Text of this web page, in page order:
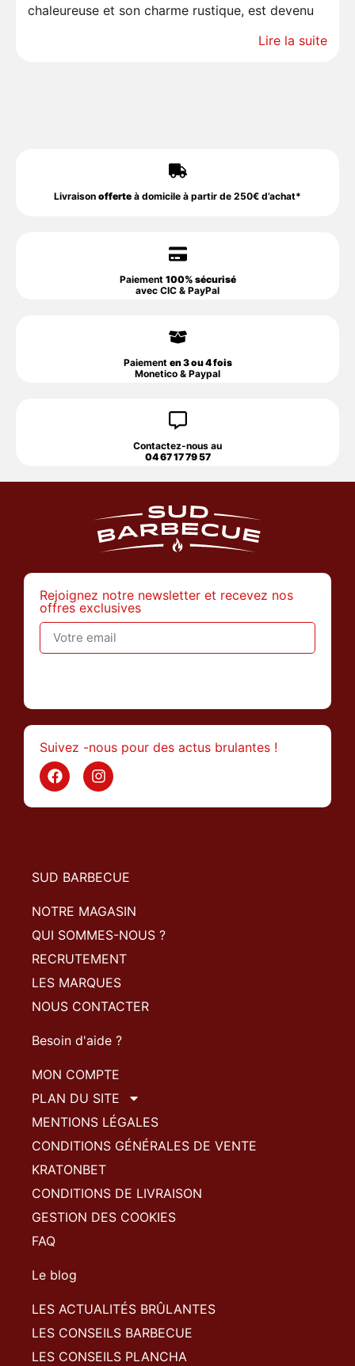
chaleureuse et son charme rustique, est devenu
Lire la suite
Livraison offerte à domicile à partir de 250€ d’achat*
Paiement 100% sécurisé
avec CIC & PayPal
Paiement en 3 ou 4 fois
Monetico & Paypal
Contactez-nous au
04 67 17 79 57
Rejoignez notre newsletter et recevez nos
offres exclusives
Suivez -nous pour des actus brulantes !
SUD BARBECUE
NOTRE MAGASIN
QUI SOMMES-NOUS ?
RECRUTEMENT
LES MARQUES
NOUS CONTACTER
Besoin d'aide ?
MON COMPTE
PLAN DU SITE
MENTIONS LÉGALES
CONDITIONS GÉNÉRALES DE VENTE
KRATONBET
CONDITIONS DE LIVRAISON
GESTION DES COOKIES
FAQ
Le blog
LES ACTUALITÉS BRÛLANTES
LES CONSEILS BARBECUE
LES CONSEILS PLANCHA